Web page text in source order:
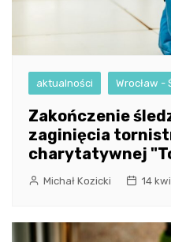
aktualności Wrocław -
Zakończenie
zaginięcia
charytatywnej
Michał Kozicki 14